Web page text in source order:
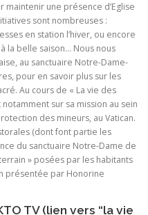
une présence d’Eglise
sont nombreuses :
en station l’hiver, ou encore
la belle saison… Nous nous
au sanctuaire Notre-Dame-
pour en savoir plus sur les
Au cours de « La vie des
sur sa mission au sein
des mineurs, au Vatican.
(dont font partie les
du sanctuaire Notre-Dame de
» posées par les habitants
présentée par Honorine
TV (lien vers “la vie